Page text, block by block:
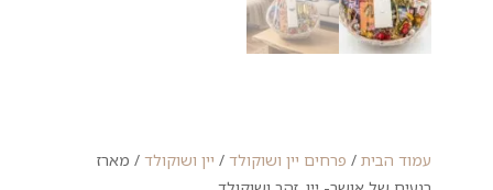
עמוד הבית / פרחים יין ושוקולד / יין ושוקולד / מארז